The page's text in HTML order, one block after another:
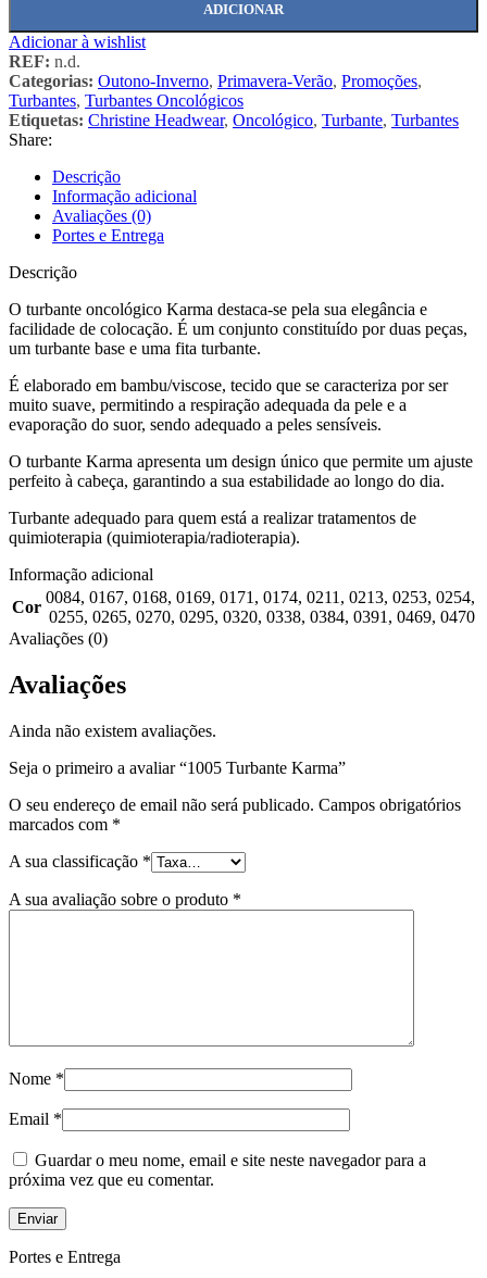
ADICIONAR
Adicionar à wishlist
REF: n.d.
Categorias: Outono-Inverno, Primavera-Verão, Promoções,
Turbantes, Turbantes Oncológicos
Etiquetas: Christine Headwear, Oncológico, Turbante, Turbantes
Share:
Descrição
Informação adicional
Avaliações (0)
Portes e Entrega
Descrição
O turbante oncológico Karma destaca-se pela sua elegância e
facilidade de colocação. É um conjunto constituído por duas peças,
um turbante base e uma fita turbante.
É elaborado em bambu/viscose, tecido que se caracteriza por ser
muito suave, permitindo a respiração adequada da pele e a
evaporação do suor, sendo adequado a peles sensíveis.
O turbante Karma apresenta um design único que permite um ajuste
perfeito à cabeça, garantindo a sua estabilidade ao longo do dia.
Turbante adequado para quem está a realizar tratamentos de
quimioterapia (quimioterapia/radioterapia).
Informação adicional
Cor
0084, 0167, 0168, 0169, 0171 , 0174, 0211 , 0213, 0253, 0254,
0255, 0265, 0270, 0295, 0320, 0338, 0384, 0391 , 0469, 0470
Avaliações (0)
Avaliações
Ainda não existem avaliações.
Seja o primeiro a avaliar “1005 Turbante Karma”
O seu endereço de email não será publicado. Campos obrigatórios
marcados com *
A sua classificação *
A sua avaliação sobre o produto *
Nome *
Email *
Guardar o meu nome, email e site neste navegador para a
próxima vez que eu comentar.
Portes e Entrega